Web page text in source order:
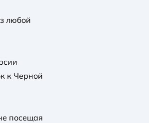
любой
к Черной
посещая